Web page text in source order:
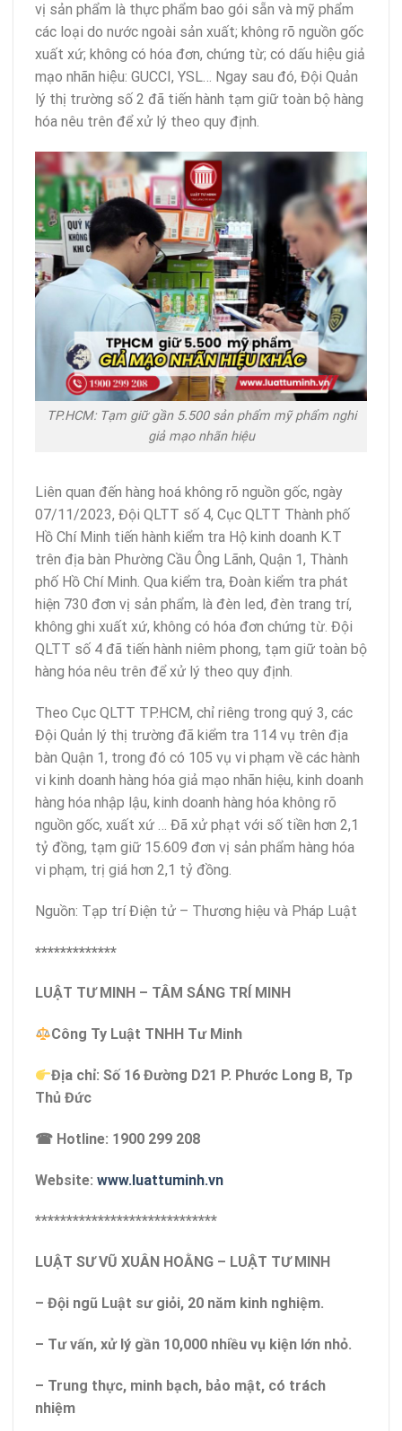
vị sản phẩm là thực phẩm bao gói sẵn và mỹ phẩm
các loại do nước ngoài sản xuất; không rõ nguồn gốc
xuất xứ; không có hóa đơn, chứng từ; có dấu hiệu giả
mạo nhãn hiệu: GUCCI, YSL… Ngay sau đó, Đội Quản
lý thị trường số 2 đã tiến hành tạm giữ toàn bộ hàng
hóa nêu trên để xử lý theo quy định.
TP.HCM: Tạm giữ gần 5.500 sản phẩm mỹ phẩm nghi
giả mạo nhãn hiệu
Liên quan đến hàng hoá không rõ nguồn gốc, ngày
07/11/2023, Đội QLTT số 4, Cục QLTT Thành phố
Hồ Chí Minh tiến hành kiểm tra Hộ kinh doanh K.T
trên địa bàn Phường Cầu Ông Lãnh, Quận 1, Thành
phố Hồ Chí Minh. Qua kiểm tra, Đoàn kiểm tra phát
hiện 730 đơn vị sản phẩm, là đèn led, đèn trang trí,
không ghi xuất xứ, không có hóa đơn chứng từ. Đội
QLTT số 4 đã tiến hành niêm phong, tạm giữ toàn bộ
hàng hóa nêu trên để xử lý theo quy định.
Theo Cục QLTT TP.HCM, chỉ riêng trong quý 3, các
Đội Quản lý thị trường đã kiểm tra 114 vụ trên địa
bàn Quận 1, trong đó có 105 vụ vi phạm về các hành
vi kinh doanh hàng hóa giả mạo nhãn hiệu, kinh doanh
hàng hóa nhập lậu, kinh doanh hàng hóa không rõ
nguồn gốc, xuất xứ … Đã xử phạt với số tiền hơn 2,1
tỷ đồng, tạm giữ 15.609 đơn vị sản phẩm hàng hóa
vi phạm, trị giá hơn 2,1 tỷ đồng.
Nguồn: Tạp trí Điện tử – Thương hiệu và Pháp Luật
*************
LUẬT TƯ MINH – TÂM SÁNG TRÍ MINH
Công Ty Luật TNHH Tư Minh
Địa chỉ: Số 16 Đường D21 P. Phước Long B, Tp
Thủ Đức
☎ Hotline: 1900 299 208
Website: www.luattuminh.vn
*****************************
LUẬT SƯ VŨ XUÂN HOẰNG – LUẬT TƯ MINH
– Đội ngũ Luật sư giỏi, 20 năm kinh nghiệm.
– Tư vấn, xử lý gần 10,000 nhiều vụ kiện lớn nhỏ.
– Trung thực, minh bạch, bảo mật, có trách
nhiệm